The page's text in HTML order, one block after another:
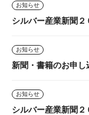
お知らせ
シルバー産業新聞２
お知らせ
新聞・書籍のお申し
お知らせ
シルバー産業新聞２